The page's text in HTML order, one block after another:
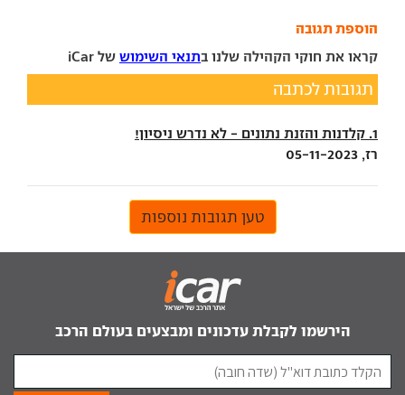
הוספת תגובה
קראו את חוקי הקהילה שלנו בתנאי השימוש של iCar
תגובות לכתבה
1. קלדנות והזנת נתונים - לא נדרש ניסיון!
רז, 05-11-2023
טען תגובות נוספות
הירשמו לקבלת עדכונים ומבצעים בעולם הרכב